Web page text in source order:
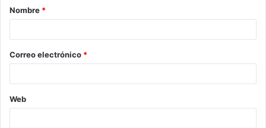
r
*
Nombre *
Correo electrónico *
Web